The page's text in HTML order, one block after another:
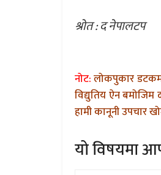
श्रोत : द नेपालटप
नोट:लोकपुकार
विद्युतिय ऐन
हामी कानूनी उपचार
यो विषयमा